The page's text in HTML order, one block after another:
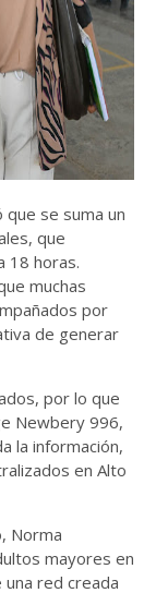
se suma un
que
18 horas.
muchas
por
de generar
por lo que
Newbery 996,
la información,
en Alto
Norma
mayores en
red creada